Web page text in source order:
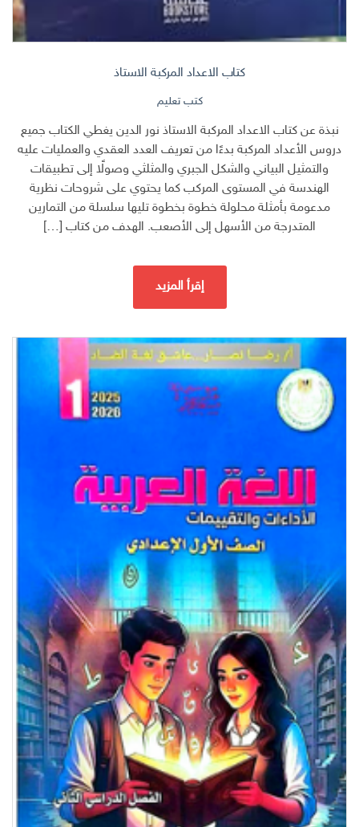
كتاب الاعداد المركبة الاستاذ
كتب تعليم
نبذة عن كتاب الاعداد المركبة الاستاذ نور الدين يغطي الكتاب جميع
دروس الأعداد المركبة بدءًا من تعريف العدد العقدي والعمليات عليه
والتمثيل البياني والشكل الجبري والمثلثي وصولًا إلى تطبيقات
الهندسة في المستوى المركب كما يحتوي على شروحات نظرية
مدعومة بأمثلة محلولة خطوة بخطوة تليها سلسلة من التمارين
المتدرجة من الأسهل إلى الأصعب. الهدف من كتاب […]
إقرأ المزيد